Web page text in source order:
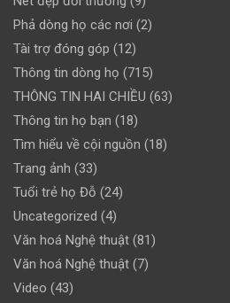
Phả dòng họ các nơi (2)
Tài trợ đóng góp (12)
Thông tin dòng họ (715)
THÔNG TIN HAI CHIỀU (63)
Thông tin họ bạn (18)
Tìm hiểu về cội nguồn (18)
Trang ảnh (33)
Tuổi trẻ họ Đỗ (24)
Uncategorized (4)
Văn hoá Nghệ thuật (81)
Văn hoá Nghệ thuật (7)
Video (43)